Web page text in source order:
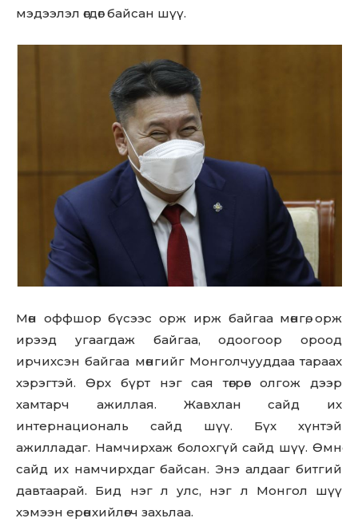
мэдээлэл өгдөг байсан шүү.
Мөн оффшор бүсээс орж ирж байгаа мөнгө, орж
ирээд угаагдаж байгаа, одоогоор ороод
ирчихсэн байгаа мөнгийг Монголчууддаа тараах
хэрэгтэй. Өрх бүрт нэг сая төгрөг олгож дээр
хамтарч ажиллая. Жавхлан сайд их
интернациональ сайд шүү. Бүх хүнтэй
ажилладаг. Намчирхаж болохгүй сайд шүү. Өмнө
сайд их намчирхдаг байсан. Энэ алдааг битгий
давтаарай. Бид нэг л улс, нэг л Монгол шүү
хэмээн ерөнхийлөгч захьлаа.